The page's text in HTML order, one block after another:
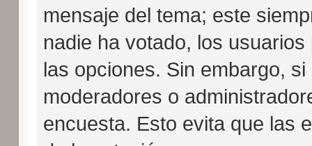
mensaje del tema; este
nadie ha votado, los
las opciones. Sin embargo,
moderadores o
encuesta. Esto evita que las